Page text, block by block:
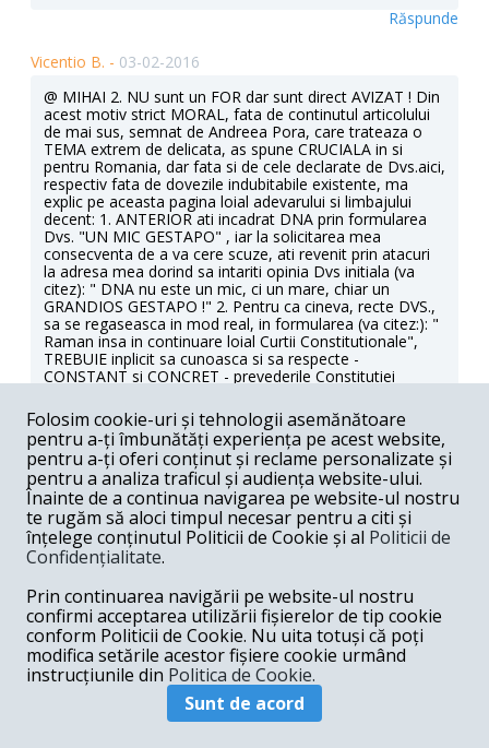
Răspunde
Vicentio B. - 03-02-2016
@ MIHAI 2. NU sunt un FOR dar sunt direct AVIZAT ! Din
acest motiv strict MORAL, fata de continutul articolului
de mai sus, semnat de Andreea Pora, care trateaza o
TEMA extrem de delicata, as spune CRUCIALA in si
pentru Romania, dar fata si de cele declarate de Dvs.aici,
respectiv fata de dovezile indubitabile existente, ma
explic pe aceasta pagina loial adevarului si limbajului
decent: 1. ANTERIOR ati incadrat DNA prin formularea
Dvs. "UN MIC GESTAPO" , iar la solicitarea mea
consecventa de a va cere scuze, ati revenit prin atacuri
la adresa mea dorind sa intariti opinia Dvs initiala (va
citez): " DNA nu este un mic, ci un mare, chiar un
GRANDIOS GESTAPO !" 2. Pentru ca cineva, recte DVS.,
sa se regaseasca in mod real, in formularea (va citez:): "
Raman insa in continuare loial Curtii Constitutionale",
TREBUIE inplicit sa cunoasca si sa respecte -
CONSTANT si CONCRET - prevederile Constitutiei
Dvs. - cu REGULARITATE, INTENTIONAL - incalcati art.
30 alin. 6.7 Constitutia Romaniei, in mod DELICTUAL /
PENAL ! pentru aceasta TREBUIE sa RASUNDETI si
anune NUMAI prin JUSTITIE ! 3. Ati incadrat recentul
RAPORT DNA “ca apartinand EPOCII COMUNISTE ! “.
Este dreptul Dvs. de interpretare, dar ati facut in forma
de REPROS la adresa mea, ceea ce, pentru mine, ESTE
INADMISIBIL, mai ales ca aceasta vine din partea Dvs. in
forma dovedita de REA-CREDINTA! 4. Pentru ca cineva,
recte DVS., sa se regaseasca in formularea (va citez:): "
Raman insa in continuare loial Curtii Constitutionale",
TREBUIE sa aibe si O EXPERINTA PROPRIE in fata
Instantei Supreme numita prescurtat CCR, adica prin
buna- credinta si sa invoce prin proceduriele "exceptii de
neconstitutionalitate " in mod obiectiv, professional, cu
un limbaj corespunzator ! Din insasi afirmatiile Dvs. se
constata ca prezenta Dvs. in fata CCR a fost TOTAL
INEFICIENTA ! In ceea ce ma priveste, asa cum
ABSOLUT CORECT am mai afirmat si reafirm acum, NU
Folosim cookie-uri și tehnologii asemănătoare
pentru a-ți îmbunătăți experiența pe acest website,
pentru a-ți oferi conținut și reclame personalizate și
pentru a analiza traficul și audiența website-ului.
Înainte de a continua navigarea pe website-ul nostru
te rugăm să aloci timpul necesar pentru a citi și
înțelege conținutul Politicii de Cookie și al Politicii de
Confidențialitate.
Prin continuarea navigării pe website-ul nostru
confirmi acceptarea utilizării fișierelor de tip cookie
conform Politicii de Cookie. Nu uita totuși că poți
modifica setările acestor fișiere cookie urmând
instrucțiunile din Politica de Cookie.
Sunt de acord